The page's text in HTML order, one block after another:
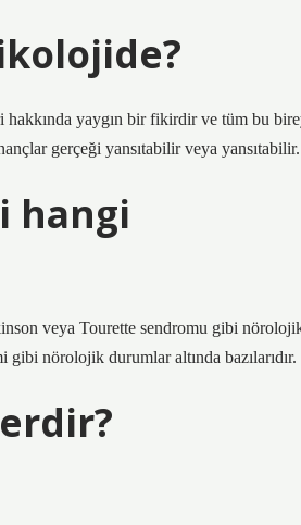
yaygın bir fikirdir ve tüm bu
gerçeği yansıtabilir veya yansıtabilir.
hangi
veya Tourette sendromu gibi nörolojik
nörolojik durumlar altında bazılarıdır.